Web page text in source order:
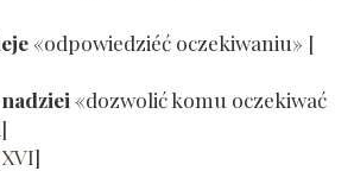
«odpowiedziéć oczekiwaniu» [
«dozwolić komu oczekiwać
]
]